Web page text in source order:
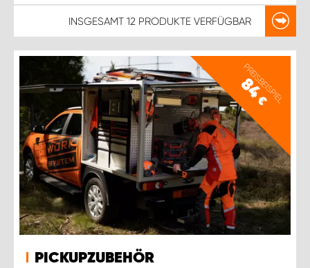
INSGESAMT 12 PRODUKTE VERFÜGBAR
PREISBEISPIEL
84
€
PICKUPZUBEHÖR